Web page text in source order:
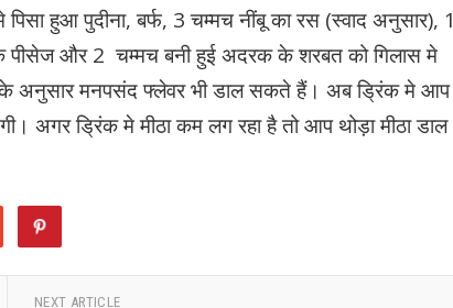
हुआ पुदीना, बर्फ, 3 चम्मच नींबू का रस (स्वाद अनुसार), 1
और 2 चम्मच बनी हुई अदरक के शरबत को गिलास मे
के अनुसार मनपसंद फ्लेवर भी डाल सकते हैं। अब ड्रिंक मे आप
अगर ड्रिंक मे मीठा कम लग रहा है तो आप थोड़ा मीठा डाल
NEXT ARTICLE